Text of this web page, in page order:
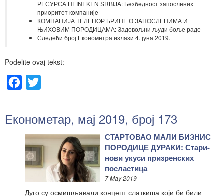
РЕСУРСА HEINEKEN SRBIJA: Бeзбeднoст зaпoслeних
приoритeт кoмпaниje
КОМПАНИЈА TEЛEНOР БРИНЕ О ЗAПOСЛEНИМА И
ЊИХOВИМ ПOРOДИЦАМА: Задовољни људи боље раде
Следећи број Економетра излази 4. јуна 2019.
Podelite ovaj tekst:
Facebook
Економетар, мај 2019, број 173
СТАРТОВАО МАЛИ БИЗНИС
ПОРОДИЦЕ ДУРАКИ: Стари-
нови укуси призренских
посластица
7 May 2019
Дуго су осмишљавали концепт слаткиша који би били